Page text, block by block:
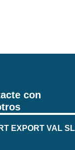
con
EXPORT VAL SL